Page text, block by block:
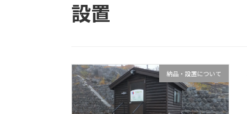
設置
納品・設置について